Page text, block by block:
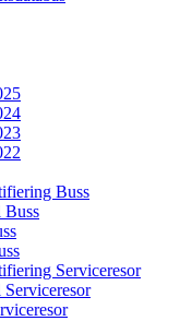
Buss
Buss
Serviceresor